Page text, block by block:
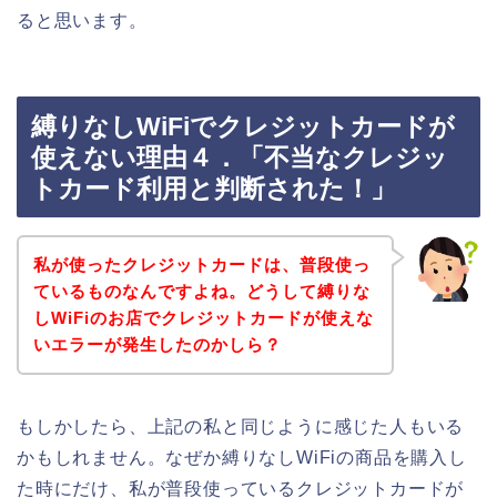
ると思います。
縛りなしWiFiでクレジットカードが
使えない理由４．「不当なクレジッ
トカード利用と判断された！」
私が使ったクレジットカードは、普段使っ
ているものなんですよね。どうして縛りな
しWiFiのお店でクレジットカードが使えな
いエラーが発生したのかしら？
もしかしたら、上記の私と同じように感じた人もいる
かもしれません。なぜか縛りなしWiFiの商品を購入し
た時にだけ、私が普段使っているクレジットカードが